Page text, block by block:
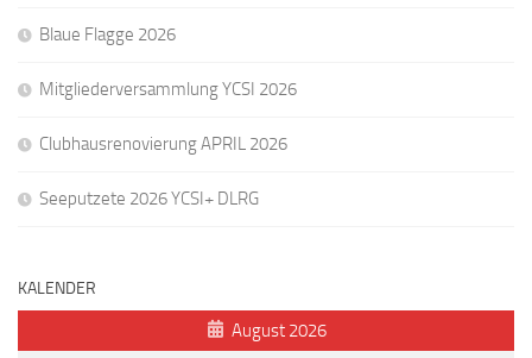
Blaue Flagge 2026
Mitgliederversammlung YCSI 2026
Clubhausrenovierung APRIL 2026
Seeputzete 2026 YCSI+ DLRG
KALENDER
August 2026